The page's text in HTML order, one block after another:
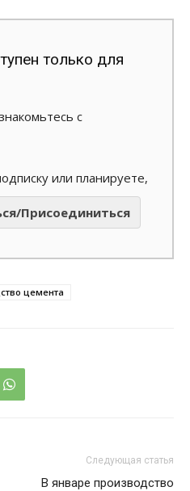
только для
с
или планируете,
Присоединиться
цемента
Следующая статья
В январе производство